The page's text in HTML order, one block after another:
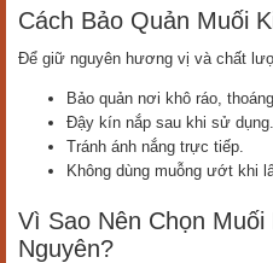
Cách Bảo Quản Muối
Để giữ nguyên hương vị và chất
Bảo quản nơi khô ráo,
Đậy kín nắp sau khi sử dụng.
Tránh ánh nắng trực tiếp.
Không dùng muỗng ướt khi
Vì Sao Nên Chọn Muối
Nguyên?